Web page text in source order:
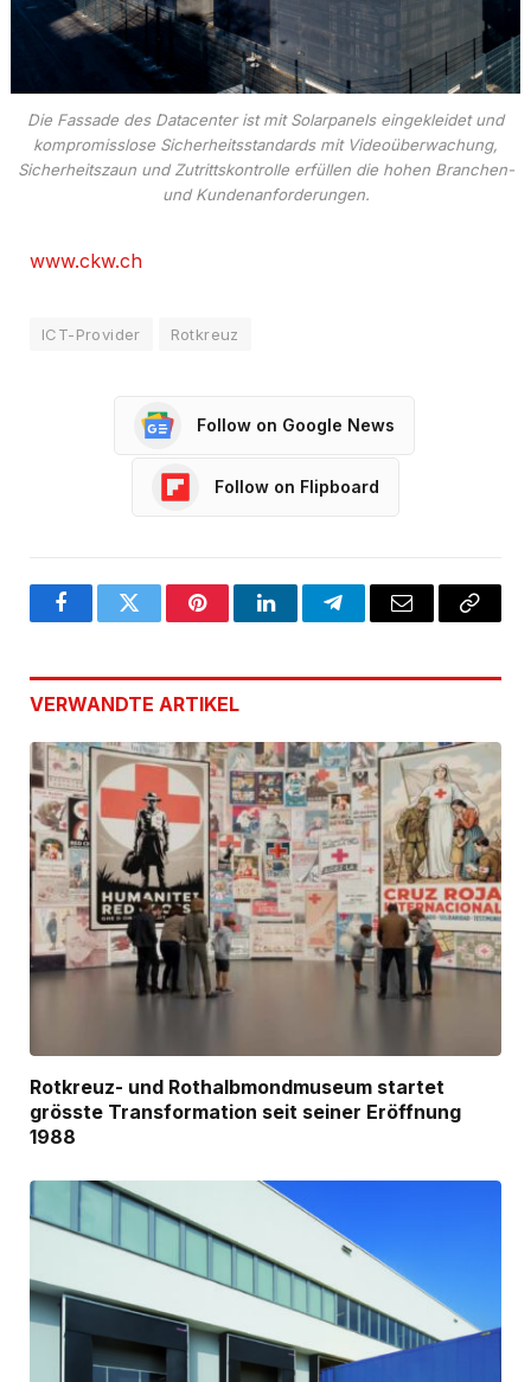
Die Fassade des Datacenter ist mit Solarpanels eingekleidet und
kompromisslose Sicherheitsstandards mit Videoüberwachung,
Sicherheitszaun und Zutrittskontrolle erfüllen die hohen Branchen-
und Kundenanforderungen.
www.ckw.ch
ICT-Provider Rotkreuz
Follow on Google News
Follow on Flipboard
FacebookTwitter PinterestLinkedInTelegramEmail
Copy
VERWANDTE ARTIKEL
Rotkreuz- und Rothalbmondmuseum startet
grösste Transformation seit seiner Eröffnung
1988